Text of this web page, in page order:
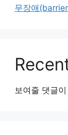
무장애
보여줄 댓글